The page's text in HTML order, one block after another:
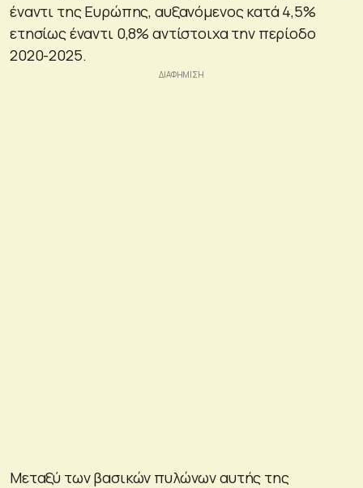
έναντι της Ευρώπης, αυξανόμενος κατά 4,5%
ετησίως έναντι 0,8% αντίστοιχα την περίοδο
2020-2025.
Μεταξύ των βασικών πυλώνων αυτής της